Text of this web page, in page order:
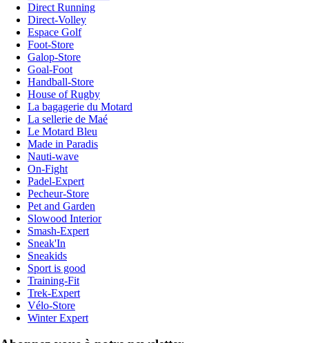
Direct Running
Direct-Volley
Espace Golf
Foot-Store
Galop-Store
Goal-Foot
Handball-Store
House of Rugby
La bagagerie du Motard
La sellerie de Maé
Le Motard Bleu
Made in Paradis
Nauti-wave
On-Fight
Padel-Expert
Pecheur-Store
Pet and Garden
Slowood Interior
Smash-Expert
Sneak'In
Sneakids
Sport is good
Training-Fit
Trek-Expert
Vélo-Store
Winter Expert